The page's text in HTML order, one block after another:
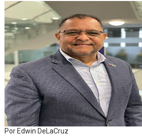
Por Edwin DeLaCruz